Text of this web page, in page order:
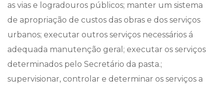
as vias e logradouros públicos; manter um sistema
de apropriação de custos das obras e dos serviços
urbanos; executar outros serviços necessários á
adequada manutenção geral; executar os serviços
determinados pelo Secretário da pasta.;
supervisionar, controlar e determinar os serviços a